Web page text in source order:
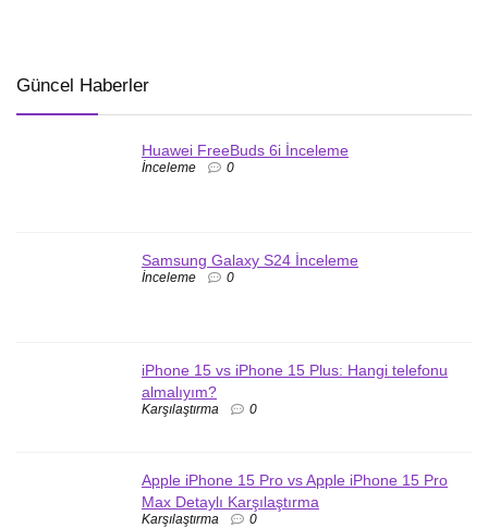
Güncel Haberler
Huawei FreeBuds 6i İnceleme
İnceleme 0
Samsung Galaxy S24 İnceleme
İnceleme 0
iPhone 15 vs iPhone 15 Plus: Hangi telefonu
almalıyım?
Karşılaştırma 0
Apple iPhone 15 Pro vs Apple iPhone 15 Pro
Max Detaylı Karşılaştırma
Karşılaştırma 0